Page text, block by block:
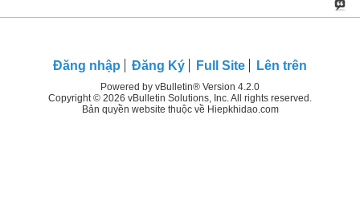
Đăng nhập Đăng Ký Full Site Lên trên
Powered by vBulletin® Version 4.2.0
Copyright © 2026 vBulletin Solutions, Inc. All rights reserved.
Bản quyền website thuộc về Hiepkhidao.com